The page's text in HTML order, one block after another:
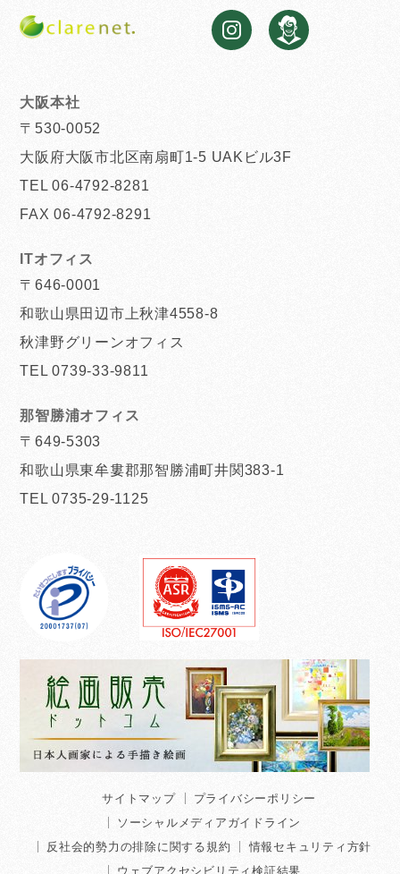
大阪本社
〒530-0052
大阪府大阪市北区南扇町1-5 UAKビル3F
TEL 06-4792-8281
FAX 06-4792-8291
ITオフィス
〒646-0001
和歌山県田辺市上秋津4558-8
秋津野グリーンオフィス
TEL 0739-33-9811
那智勝浦オフィス
〒649-5303
和歌山県東牟婁郡那智勝浦町井関383-1
TEL 0735-29-1125
サイトマップ
プライバシーポリシー
ソーシャルメディアガイドライン
反社会的勢力の排除に関する規約
情報セキュリティ方針
ウェブアクセシビリティ検証結果